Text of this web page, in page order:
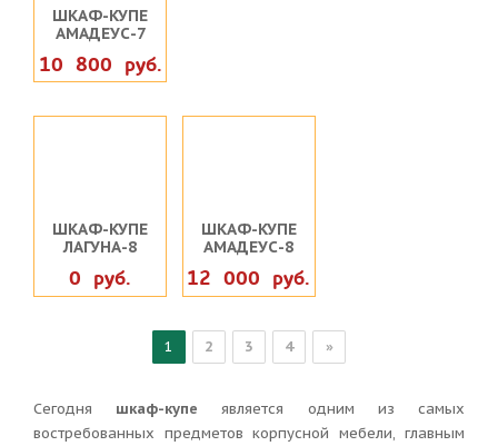
ШКАФ-КУПЕ
АМАДЕУС-7
10 800 руб.
ШКАФ-КУПЕ
ЛАГУНА-8
0 руб.
ШКАФ-КУПЕ
АМАДЕУС-8
12 000 руб.
1 2 3 4 »
Сегодня шкаф-купе является одним из самых
востребованных предметов корпусной мебели, главным